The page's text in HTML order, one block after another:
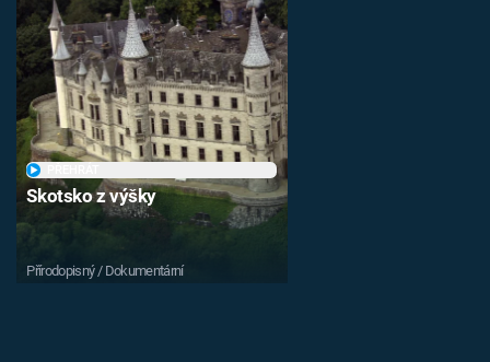
Skotsko z výšky
Přírodopisný / Dokumentární